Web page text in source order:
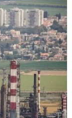
dẫn độ
Mỹ
thống
triệu USD
đó có cả trùm